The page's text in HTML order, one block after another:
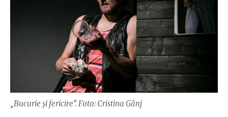
„Bucurie şi fericire”. Foto: Cristina Gânj